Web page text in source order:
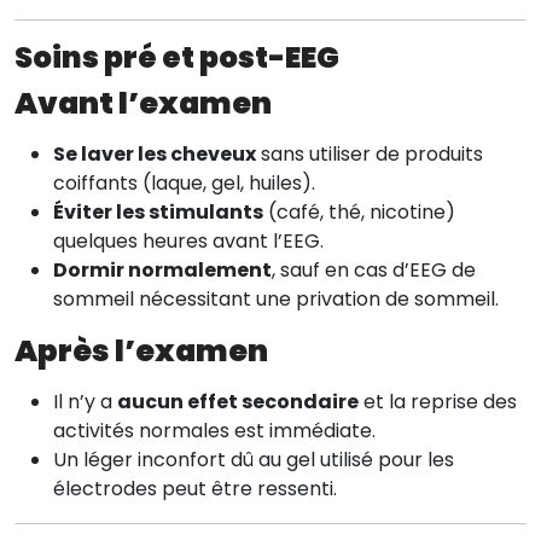
Soins pré et post-EEG
Avant l’examen
Se laver les cheveuxsans utiliser de produits
coiffants (laque, gel, huiles).
Éviter les stimulants (café, thé, nicotine)
quelques heures avant l’EEG.
Dormir normalement, sauf en cas d’EEG de
sommeil nécessitant une privation de sommeil.
Après l’examen
Il n’y a aucun effet secondaireet la reprise des
activités normales est immédiate.
Un léger inconfort dû au gel utilisé pour les
électrodes peut être ressenti.